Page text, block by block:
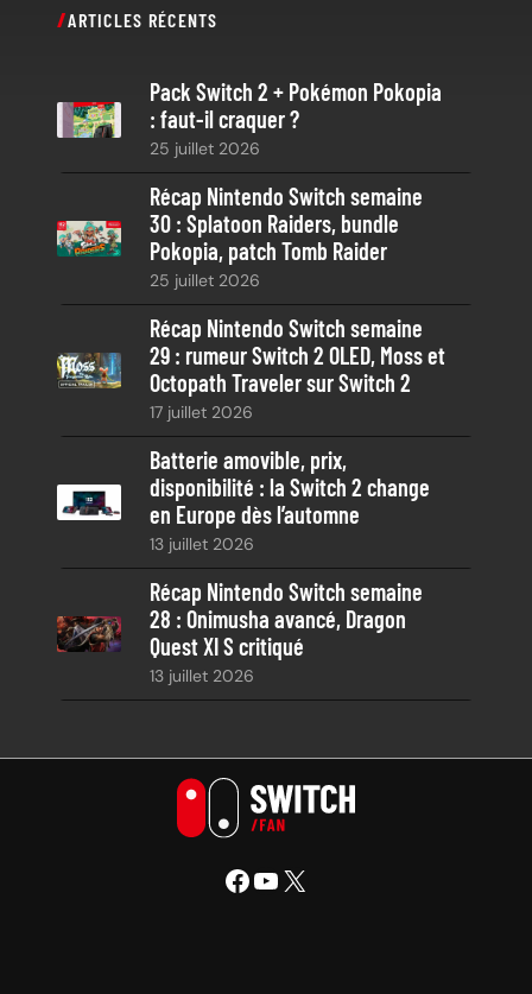
h ARTICLES RÉCENTS
Pack Switch 2 + Pokémon Pokopia
: faut-il craquer ?
25 juillet 2026
Récap Nintendo Switch semaine
30 : Splatoon Raiders, bundle
Pokopia, patch Tomb Raider
25 juillet 2026
Récap Nintendo Switch semaine
29 : rumeur Switch 2 OLED, Moss et
Octopath Traveler sur Switch 2
17 juillet 2026
Batterie amovible, prix,
disponibilité : la Switch 2 change
en Europe dès l’automne
13 juillet 2026
Récap Nintendo Switch semaine
28 : Onimusha avancé, Dragon
Quest XI S critiqué
13 juillet 2026
Facebook YouTube X